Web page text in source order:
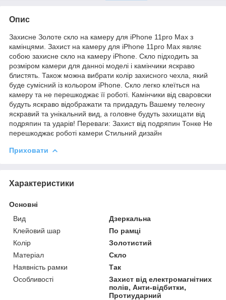
Опис
Захисне Золоте скло на камеру для iPhone 11pro Max з
камінцями. Захист на камеру для iPhone 11pro Max являє
собою захисне скло на камеру iPhone. Скло підходить за
розміром камери для данноі моделі і камінчики яскраво
блистять. Також можна вибрати колір захисного чехла, який
буде сумісний із кольором iPhone. Скло легко клеїться на
камеру та не перешкоджає її роботі. Камінчики від сваровски
будуть яскраво відображати та придадуть Вашему телеону
яскравий та унікальний вид, а головне будуть захищати від
подряпин та ударів! Переваги: Захист від подряпин Тонке Не
перешкоджає роботі камери Стильний дизайн
Приховати
Характеристики
Основні
Вид
Дзеркальна
Клейовий шар
По рамці
Колір
Золотистий
Матеріал
Скло
Наявність рамки
Так
Особливості
Захист від електромагнітних
полів, Анти-відбитки,
Протиударний